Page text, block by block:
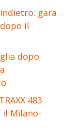
gara
il
dopo
483
il Milano-